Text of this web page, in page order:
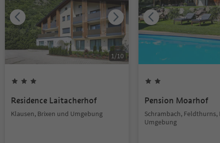
1/10
Residence Laitacherhof
Klausen, Brixen und Umgebung
Pension Moarhof
Schrambach, Feldthurns,
Umgebung